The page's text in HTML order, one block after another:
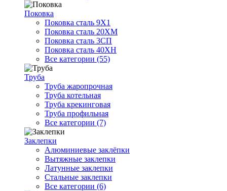
Поковка
Поковка сталь 9Х1
Поковка сталь 20ХМ
Поковка сталь 3СП
Поковка сталь 40ХН
Все категории (55)
Труба
Труба жаропрочная
Труба котельная
Труба крекинговая
Труба профильная
Все категории (7)
Заклепки
Алюминиевые заклёпки
Вытяжные заклепки
Латунные заклепки
Стальные заклепки
Все категории (6)